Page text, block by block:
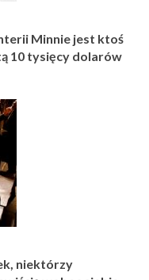
Minnie jest ktoś
10 tysięcy dolarów
niektórzy